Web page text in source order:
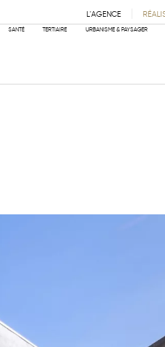
L'AGENCE
PHILOSOPHIE ÉQUIPE PARTENAIRES
SANTÉ TERTIAIRE URBANISME & PAYSAGER